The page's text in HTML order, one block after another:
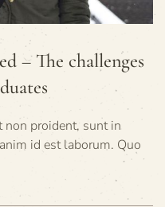
– The challenges
non proident, sunt in
id est laborum. Quo